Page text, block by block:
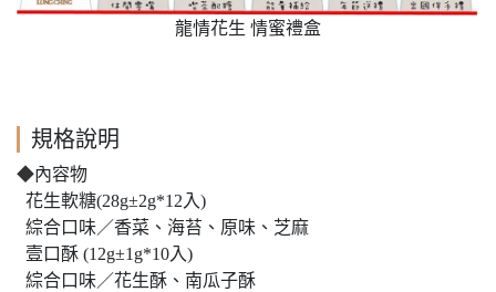
龍情花生 情蜜禮盒
規格說明
◆內容物
花生軟糖(28g±2g*12入)
綜合口味／香菜、海苔、原味、芝麻
壹口酥 (12g±1g*10入)
綜合口味／花生酥、南瓜子酥